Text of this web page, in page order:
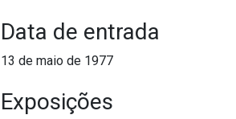
Data de entrada
13 de maio de 1977
Exposições